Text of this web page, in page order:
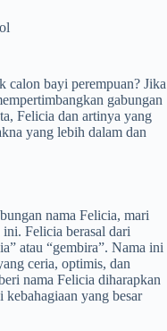
calon bayi perempuan? Jika
gabungan
Felicia dan artinya yang
yang lebih dalam dan
nama Felicia, mari
Felicia berasal dari
atau “gembira”. Nama ini
ceria, optimis, dan
nama Felicia diharapkan
yang besar